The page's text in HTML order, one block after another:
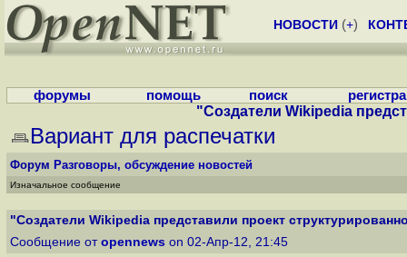
НОВОСТИ (+)
форумы помощь поиск
"Создатели Wikipedia
Вариант для распечатки
Форум Разговоры, обсуждение новостей
Изначальное сообщение
"Создатели Wikipedia представили проект
Сообщение от opennews on 02-Апр-12, 21:45